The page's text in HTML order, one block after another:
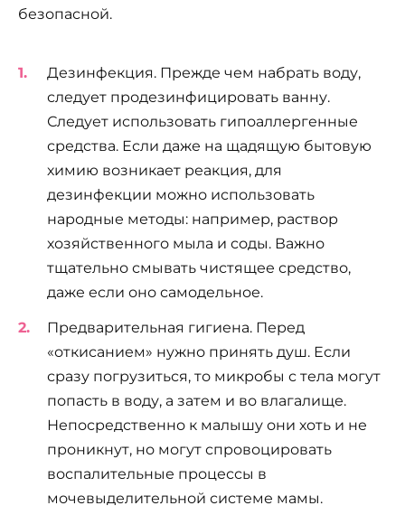
безопасной.
Дезинфекция. Прежде чем набрать воду,
следует продезинфицировать ванну.
Следует использовать гипоаллергенные
средства. Если даже на щадящую бытовую
химию возникает реакция, для
дезинфекции можно использовать
народные методы: например, раствор
хозяйственного мыла и соды. Важно
тщательно смывать чистящее средство,
даже если оно самодельное.
Предварительная гигиена. Перед
«откисанием» нужно принять душ. Если
сразу погрузиться, то микробы с тела могут
попасть в воду, а затем и во влагалище.
Непосредственно к малышу они хоть и не
проникнут, но могут спровоцировать
воспалительные процессы в
мочевыделительной системе мамы.